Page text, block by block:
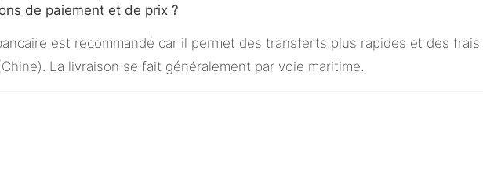
de paiement et de prix ?
est recommandé car il permet des transferts plus rapides et des
La livraison se fait généralement par voie maritime.